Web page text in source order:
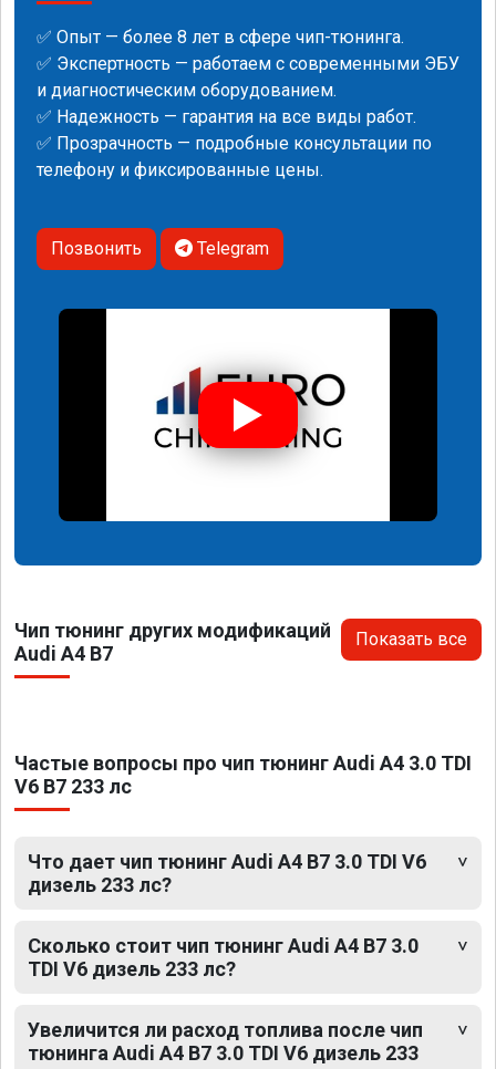
✅ Опыт — более 8 лет в сфере чип-тюнинга.
✅ Экспертность — работаем с современными ЭБУ
и диагностическим оборудованием.
✅ Надежность — гарантия на все виды работ.
✅ Прозрачность — подробные консультации по
телефону и фиксированные цены.
Позвонить Telegram
Чип тюнинг других модификаций
Audi A4 B7
Показать все
Частые вопросы про чип тюнинг Audi A4 3.0 TDI
V6 B7 233 лс
Что дает чип тюнинг Audi A4 B7 3.0 TDI V6
дизель 233 лс?
Сколько стоит чип тюнинг Audi A4 B7 3.0
TDI V6 дизель 233 лс?
Увеличится ли расход топлива после чип
тюнинга Audi A4 B7 3.0 TDI V6 дизель 233